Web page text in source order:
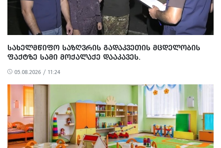
ᲡᲐᲮᲔᲚᲛᲬᲘᲤᲝ ᲡᲐᲖᲦᲕᲠᲘᲡ ᲒᲐᲓᲐᲙᲕᲔᲗᲘᲡ ᲛᲪᲓᲔᲚᲝᲑᲘᲡ
ᲤᲐᲥᲢᲖᲔ ᲡᲐᲛᲘ ᲛᲝᲥᲐᲚᲐᲥᲔ ᲓᲐᲐᲙᲐᲕᲔᲡ.
05.08.2026 / 11:24